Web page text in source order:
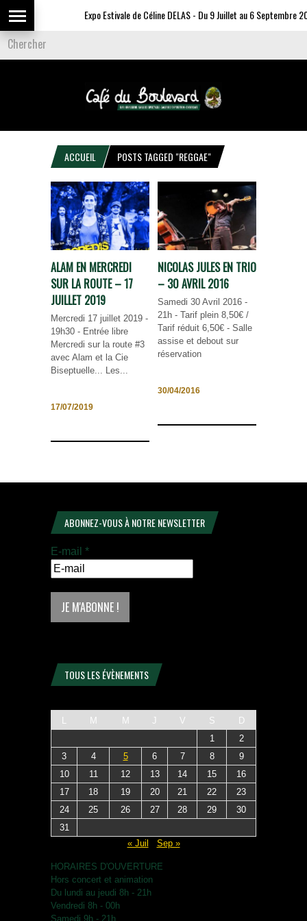
Expo Estivale de Céline DELAS - Du 9 Juillet au 6 Septembre
ACCUEIL POSTS TAGGED "REGGAE"
ALAM EN MERCREDI
SUR LA ROUTE – 17
JUILLET 2019
Mercredi 17 juillet 2019 -
19h30 - Entrée libre
Mercredi sur la route #3
avec Alam et la Cie
Biseptuelle... Les...
17/07/2019
NICOLAS JULES EN TRIO
– 30 AVRIL 2016
Samedi 30 Avril 2016 -
21h - Tarif plein 8,50€ /
Tarif réduit 6,50€ - Salle
assise et debout sur
réservation
30/04/2016
ABONNEZ-VOUS À NOTRE NEWSLETTER
E-mail *
TOUS LES ÉVÈNEMENTS
L M M J V S
D
1
2
3
4 5 6 7 8
9
10
11 12 13 14 15
16
17
18 19 20 21 22
23
24
25 26 27 28 29
30
31
« Juil
Sep »
HORAIRES D'OUVERTURE
Hors concert et animation
Du lundi au jeudi 8h - 21h
Vendredi 8h - 00h
Samedi 9h - 21h